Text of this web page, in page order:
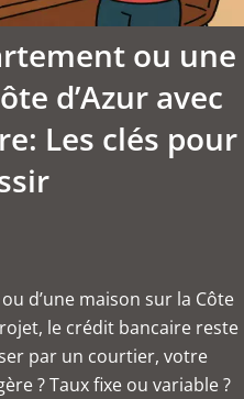
ou une
d’Azur avec
Les clés pour
d’une maison sur la Côte
le crédit bancaire reste
par un courtier, votre
? Taux fixe ou variable ?